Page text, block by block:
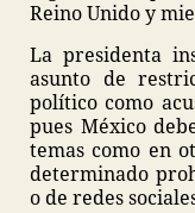
Reino Unido y
La presidenta
asunto de
político como
pues México
temas como en
determinado
o de redes